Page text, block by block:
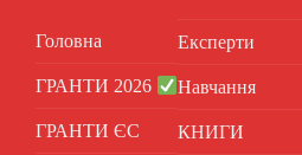
Головна
ГРАНТИ 2026
ГРАНТИ ЄС
Експерти
Навчання
КНИГИ